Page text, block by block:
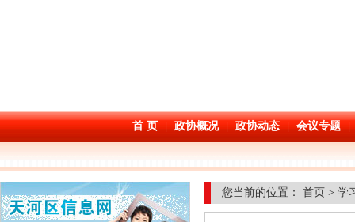
您当前的位置： 首页 > 学